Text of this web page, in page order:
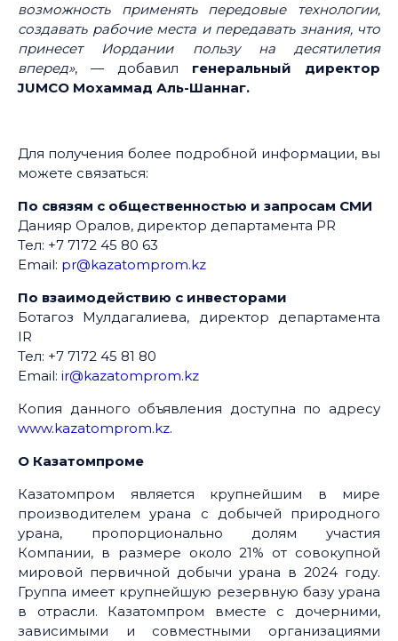
возможность применять передовые технологии,
создавать рабочие места и передавать знания, что
принесет Иордании пользу на десятилетия
вперед», — добавил генеральный директор
JUMCO Мохаммад Аль-Шаннаг.
Для получения более подробной информации, вы
можете связаться:
По связям с общественностью и запросам СМИ
Данияр Оралов, директор департамента PR
Тел: +7 7172 45 80 63
Email: pr@kazatomprom.kz
По взаимодействию с инвесторами
Ботагоз Мулдагалиева, директор департамента
IR
Тел: +7 7172 45 81 80
Email: ir@kazatomprom.kz
Копия данного объявления доступна по адресу
www.kazatomprom.kz.
О Казатомпроме
Казатомпром является крупнейшим в мире
производителем урана с добычей природного
урана, пропорционально долям участия
Компании, в размере около 21% от совокупной
мировой первичной добычи урана в 2024 году.
Группа имеет крупнейшую резервную базу урана
в отрасли. Казатомпром вместе с дочерними,
зависимыми и совместными организациями